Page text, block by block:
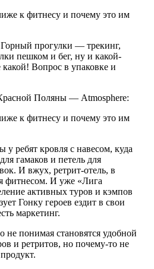
прогулки — трекинг,
пешком и бег, ну и какой-
Вопрос в упаковке и
Поляны — Atmosphere:
ребят кровля с навесом, куда
гамаков и петель для
И вжух, ретрит-отель, в
фитнесом. И уже «Лига
активных туров и кэмпов
Гонку героев ездит в свои
маркетинг.
не понимая становятся удобной
и ретритов, но почему-то не